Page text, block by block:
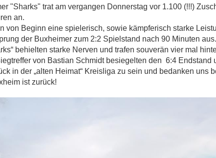
"Sharks" trat am vergangen Donnerstag vor 1.100 (!!!)
an.
von Beginn eine spielerisch, sowie kämpferisch starke
der Buxheimer zum 2:2 Spielstand nach 90 Minuten
behielten starke Nerven und trafen souverän vier mal
von Bastian Schmidt besiegelten den 6:4
in der „alten Heimat“ Kreisliga zu sein und bedanken uns
ist zurück!